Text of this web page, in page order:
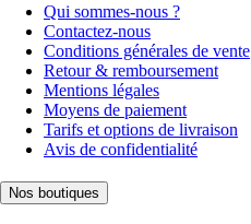
Qui sommes-nous ?
Contactez-nous
Conditions générales de vente
Retour & remboursement
Mentions légales
Moyens de paiement
Tarifs et options de livraison
Avis de confidentialité
Nos boutiques